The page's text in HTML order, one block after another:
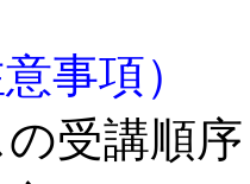
事項）
の受講順序